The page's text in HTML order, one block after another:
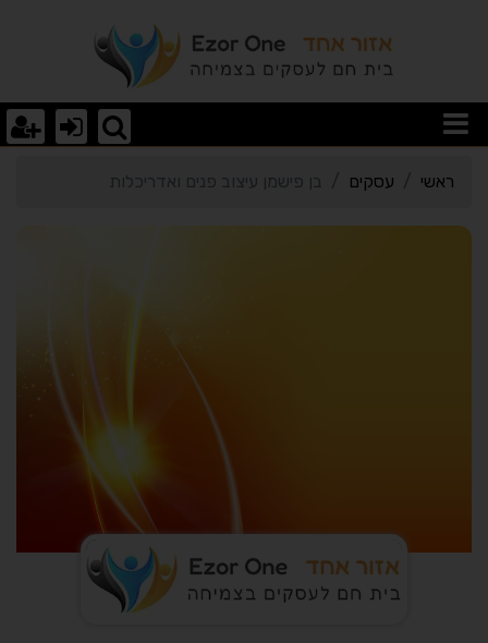
פרטי כרטיס העסק בן
ראשי עסקים בן פישמן עיצוב פנים ואדריכלות